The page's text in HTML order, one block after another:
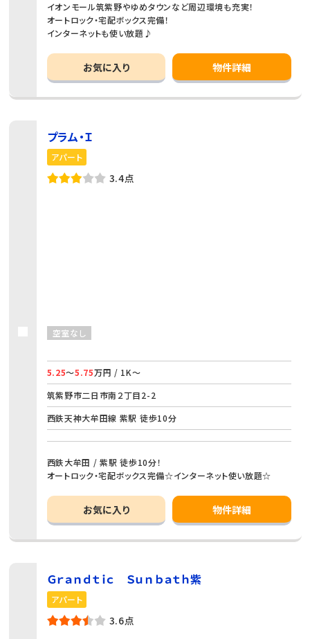
イオンモール筑紫野やゆめタウンなど周辺環境も充実！
オートロック・宅配ボックス完備！
インターネットも使い放題♪
お気に入り 物件詳細
プラム・Ｉ
アパート
3.4点
空室なし
5.25～5.75万円 / 1K～
筑紫野市二日市南２丁目2-2
西鉄天神大牟田線 紫駅 徒歩10分
西鉄大牟田 / 紫駅 徒歩10分！
オートロック・宅配ボックス完備☆インターネット使い放題☆
お気に入り 物件詳細
Ｇｒａｎｄｔｉｃ Ｓｕｎｂａｔｈ紫
アパート
3.6点